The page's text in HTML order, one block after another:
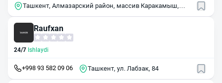
Ташкент, Алмазарский район, массив Каракамыш,
Raufxan
24/7 Ishlaydi
+998 93 582 09 06 Ташкент, ул. Лабзак, 84